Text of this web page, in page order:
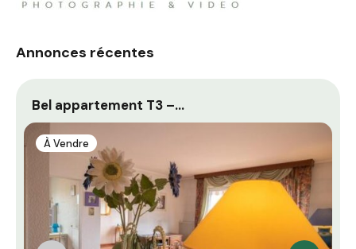
Annonces récentes
Bel appartement T3 –…
À Vendre